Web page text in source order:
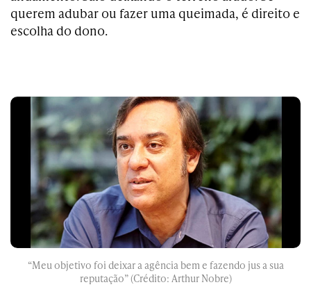
querem adubar ou fazer uma queimada, é direito e
escolha do dono.
“Meu objetivo foi deixar a agência bem e fazendo jus a sua
reputação” (Crédito: Arthur Nobre)